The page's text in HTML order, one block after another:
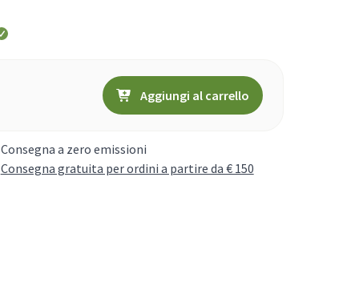
Aggiungi al carrello
Consegna a zero emissioni
Consegna gratuita per ordini a partire da € 150